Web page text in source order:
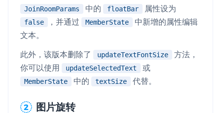
JoinRoomParams 中的 floatBar 属性设为
false ，并通过 MemberState
中新增的属性编辑
文本。
此外，该版本删除了 updateTextFontSize
方法，
你可以使用
updateSelectedText 或
MemberState 中的 textSize 代替。
图片旋转